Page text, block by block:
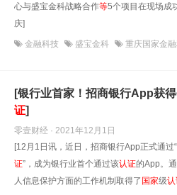
心与盛宝金科战略合作等5个项目在现场成
庆]
金融科技 盛宝金科 重庆国家金
[银行业首家！招商银行App获
证]
零壹财经 · 2021年12月1日
[12月1日讯，近日，招商银行App正式通过
证”，成为银行业首个通过该认证的App。
人信息保护方面的工作机制取得了 国家级